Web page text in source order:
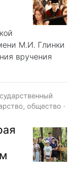
М.И. Глинки
вручения
общество ·